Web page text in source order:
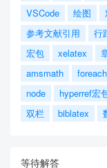
VSCode
绘图
参考文献引用
行
宏包
xelatex
amsmath
foreach
node
hyperref宏
双栏
biblatex
等待解答